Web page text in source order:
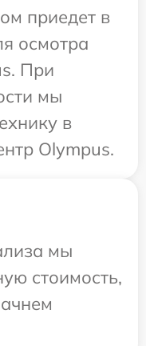
приедет в
осмотра
При
мы
в
Olympus.
мы
стоимость,